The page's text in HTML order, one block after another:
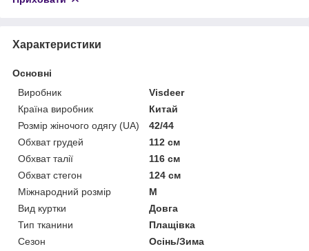
Характеристики
Основні
Виробник
Visdeer
Країна виробник
Китай
Розмір жіночого одягу (UA)
42/44
Обхват грудей
112 см
Обхват талії
116 см
Обхват стегон
124 см
Міжнародний розмір
M
Вид куртки
Довга
Тип тканини
Плащівка
Сезон
Осінь/Зима